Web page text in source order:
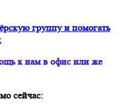
группу и помогать
к нам в офис или же
сейчас: